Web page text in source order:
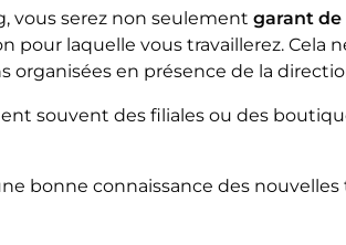
vous serez non seulement garant de
pour laquelle vous travaillerez.
organisées en présence de la
souvent des filiales ou des
bonne connaissance des